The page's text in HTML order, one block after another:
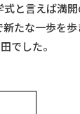
と言えば満
たな一歩を
でした。